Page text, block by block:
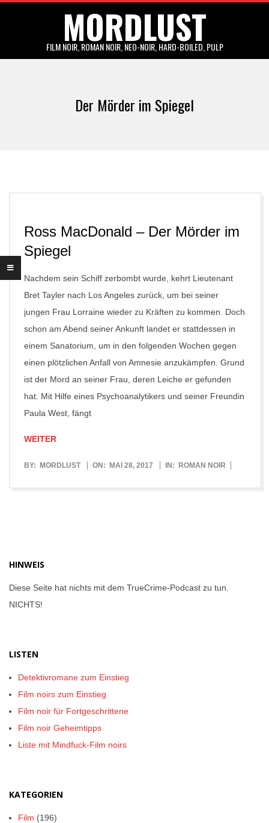
MORDLUST
FILM NOIR, ROMAN NOIR, NEO-NOIR, HARD-BOILED, PULP
Der Mörder im Spiegel
Ross MacDonald – Der Mörder im
Spiegel
Nachdem sein Schiff zerbombt wurde, kehrt Lieutenant
Bret Tayler nach Los Angeles zurück, um bei seiner
jungen Frau Lorraine wieder zu Kräften zu kommen. Doch
schon am Abend seiner Ankunft landet er stattdessen in
einem Sanatorium, um in den folgenden Wochen gegen
einen plötzlichen Anfall von Amnesie anzukämpfen. Grund
ist der Mord an seiner Frau, deren Leiche er gefunden
hat. Mit Hilfe eines Psychoanalytikers und seiner Freundin
Paula West, fängt
WEITER
2017-
BY: MORDLUST ON: MAI 28, 2017 IN: ROMAN NOIR
HINWEIS
Diese Seite hat nichts mit dem TrueCrime-Podcast zu tun.
NICHTS!
LISTEN
Detektivromane zum Einstieg
Film noirs zum Einstieg
Film noir für Fortgeschrittene
Film noir Geheimtipps
Liste mit Mindfuck-Film noirs
KATEGORIEN
Film (196)